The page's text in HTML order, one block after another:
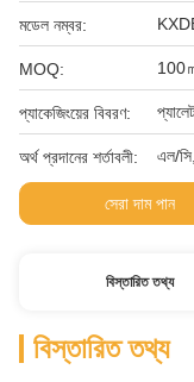
মডেল নম্বর:
MOQ: 100
প্যাকেজিংয়ের বিবরণ:
অর্থ প্রদানের শর্তাবলী: এল/
সেরা দাম পান
বিস্তারিত তথ্য
বিস্তারিত তথ্য